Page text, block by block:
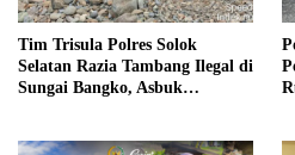
Tim Trisula Polres Solok
Selatan Razia Tambang Ilegal di
Sungai Bangko, Asbuk